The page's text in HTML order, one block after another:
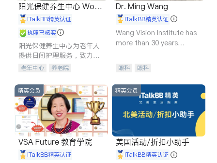
阳光保健养生中心 World
shine
iTalkBB精英认证
执照已核实
阳光保健养生中心为老年人
提供日间护理服务，致力于
通过持续的护理创新来有效
老年中心 养老院
Dr. Ming Wang
iTalkBB精英认证
Wang Vision Institute has
more than 30 years
眼科 眼科
精英会员
VSA Future 教育学院
iTalkBB精英认证
精英会员
美国活动/折扣小助手
iTalkBB精英认证